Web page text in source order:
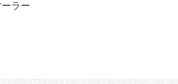
ラー